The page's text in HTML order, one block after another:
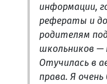
информации,
рефераты и
родителям
школьников —
Отучилась в
права. Я